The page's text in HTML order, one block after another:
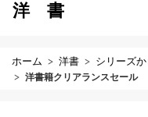
洋書
ホーム 洋書 シリーズ
洋書籍クリアランスセール